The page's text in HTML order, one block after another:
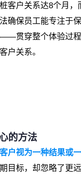
客户关系达8个月，
确保员工能专注
贯穿整个体验过
户关系。
的方法
户视为一种结果或
目标，却忽略了更远